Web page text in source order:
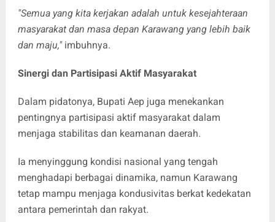
"Semua yang kita kerjakan adalah untuk kesejahteraan
masyarakat dan masa depan Karawang yang lebih baik
dan maju,"imbuhnya.
Sinergi dan Partisipasi Aktif Masyarakat
Dalam pidatonya, Bupati Aep juga menekankan
pentingnya partisipasi aktif masyarakat dalam
menjaga stabilitas dan keamanan daerah.
Ia menyinggung kondisi nasional yang tengah
menghadapi berbagai dinamika, namun Karawang
tetap mampu menjaga kondusivitas berkat kedekatan
antara pemerintah dan rakyat.